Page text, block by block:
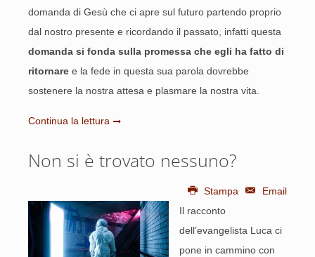
domanda di Gesù che ci apre sul futuro partendo proprio
dal nostro presente e ricordando il passato, infatti questa
domanda si fonda sulla promessa che egli ha fatto di
ritornare e la fede in questa sua parola dovrebbe
sostenere la nostra attesa e plasmare la nostra vita.
Continua la lettura
Non si è trovato nessuno?
Stampa
Email
Il racconto
dell’evangelista Luca ci
pone in cammino con